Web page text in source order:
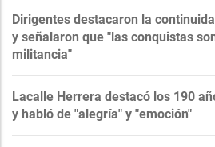
Dirigentes destacaron la
y señalaron que "las conquistas
militancia"
Lacalle Herrera destacó los 190
y habló de "alegría" y "emoción"